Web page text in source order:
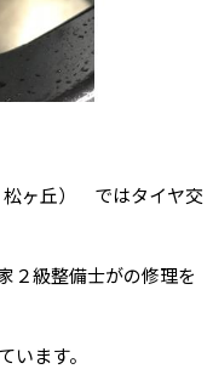
ヶ丘） ではタイヤ交
２級整備士がの修理を
います。